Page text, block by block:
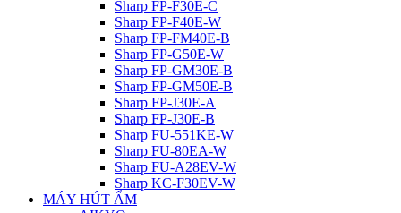
Sharp FP-F30E-C
Sharp FP-F40E-W
Sharp FP-FM40E-B
Sharp FP-G50E-W
Sharp FP-GM30E-B
Sharp FP-GM50E-B
Sharp FP-J30E-A
Sharp FP-J30E-B
Sharp FU-551KE-W
Sharp FU-80EA-W
Sharp FU-A28EV-W
Sharp KC-F30EV-W
MÁY HÚT ẨM